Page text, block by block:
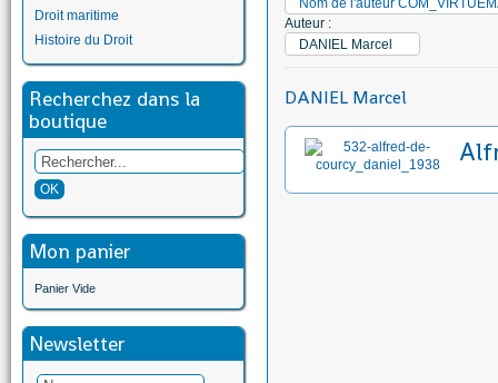
Droit maritime
Histoire du Droit
Recherchez dans la
boutique
Mon panier
Panier Vide
Newsletter
Nom de l'auteur
Auteur :
DANIEL Marcel
DANIEL Marcel